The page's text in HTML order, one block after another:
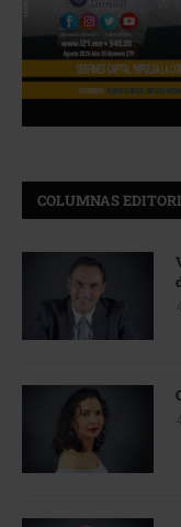
COLUMNAS